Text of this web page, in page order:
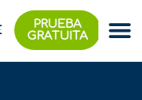
PRUEBA
GRATUITA